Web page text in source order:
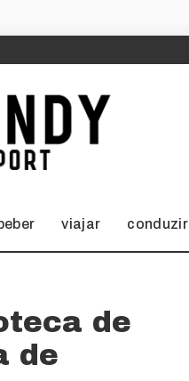
viajar conduzir
de
de